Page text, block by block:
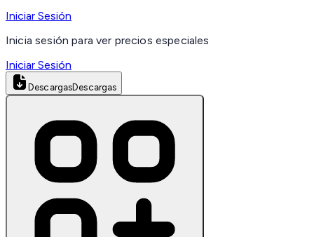
Iniciar Sesión
Inicia sesión para ver precios especiales
Iniciar Sesión
DescargasDescargas